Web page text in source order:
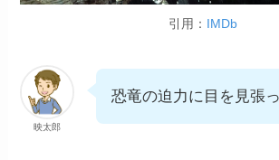
引用： IMDb
映太郎
恐竜の迫力に目を見張